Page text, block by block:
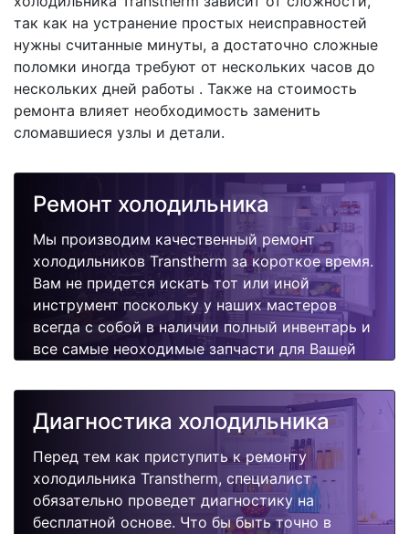
так как на устранение простых неисправностей
нужны считанные минуты, а достаточно сложные
поломки иногда требуют от нескольких часов до
нескольких дней работы . Также на стоимость
ремонта влияет необходимость заменить
сломавшиеся узлы и детали.
Ремонт холодильника
Мы производим качественный ремонт
холодильников Transtherm за короткое время.
Вам не придется искать тот или иной
инструмент поскольку у наших мастеров
всегда с собой в наличии полный инвентарь и
все самые неоходимые запчасти для Вашей
качественно и недорого.
Диагностика холодильника
Перед тем как приступить к ремонту
холодильника Transtherm, специалист
обязательно проведет диагностику на
бесплатной основе. Что бы быть точно в